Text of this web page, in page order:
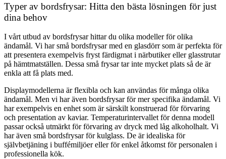
Typer av bordsfrysar: Hitta den bästa lösningen för just
dina behov
I vårt utbud av bordsfrysar hittar du olika modeller för olika
ändamål. Vi har små bordsfrysar med en glasdörr som är perfekta för
att presentera exempelvis fryst färdigmat i närbutiker eller glasstrutar
på hämtmatställen. Dessa små frysar tar inte mycket plats så de är
enkla att få plats med.
Displaymodellerna är flexibla och kan användas för många olika
ändamål. Men vi har även bordsfrysar för mer specifika ändamål. Vi
har exempelvis en enhet som är särskilt konstruerad för förvaring
och presentation av kaviar. Temperaturintervallet för denna modell
passar också utmärkt för förvaring av dryck med låg alkoholhalt. Vi
har även små bordsfrysar för kulglass. De är idealiska för
självbetjäning i buffémiljöer eller för enkel åtkomst för personalen i
professionella kök.